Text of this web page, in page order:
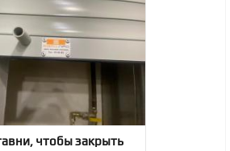
чтобы закрыть